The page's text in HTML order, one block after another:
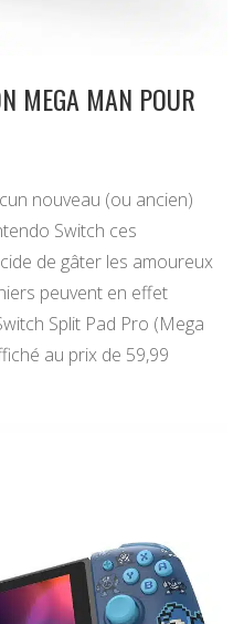
MEGA MAN POUR
nouveau (ou ancien)
Switch ces
de gâter les amoureux
peuvent en effet
Split Pad Pro (Mega
au prix de 59,99